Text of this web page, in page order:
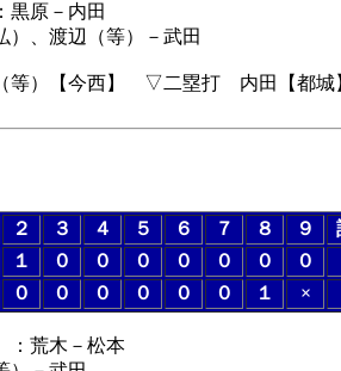
黒原－内田
）、渡辺（等）－武田
等）【今西】 ▽二塁打 内田【都城
２ ３ ４ ５ ６ ７ ８ ９
１ ０ ０ ０ ０ ０ ０ ０
０ ０ ０ ０ ０ ０ １ ×
：荒木－松本